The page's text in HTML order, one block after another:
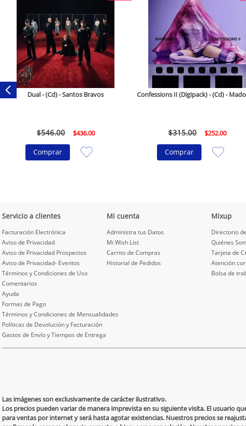
Dual - (Cd) - Santos Bravos
$546.00 $436.00
Comprar
Confessions II (Digipack) - (Cd) -
$315.00 $252.00
Comprar
Servicio a clientes
Facturación Electrónica
Aviso de Privacidad
Aviso de Privacidad Prospectos
Aviso de Privacidad- Eventos
Términos y Condiciones de Uso
Comentarios
Ayuda
Formas de Pago
Términos y Condiciones de Mensualidades
Políticas de Devolución y Facturación
Gastos de Envío y Tiempos de Entrega
Mi cuenta
Administra tus Datos
Mi Wish List
Carrito de Compras
Historial de Pedidos
Mixup
Directorio
Quiénes
Tarjeta de
Atención
Bolsa de
Las imágenes son exclusivamente de carácter ilustrativo.
Los precios pueden variar de manera imprevista en su siguiente visita. El usuario
para ventas por internet y será hasta agotar existencias. Nuestros precios se